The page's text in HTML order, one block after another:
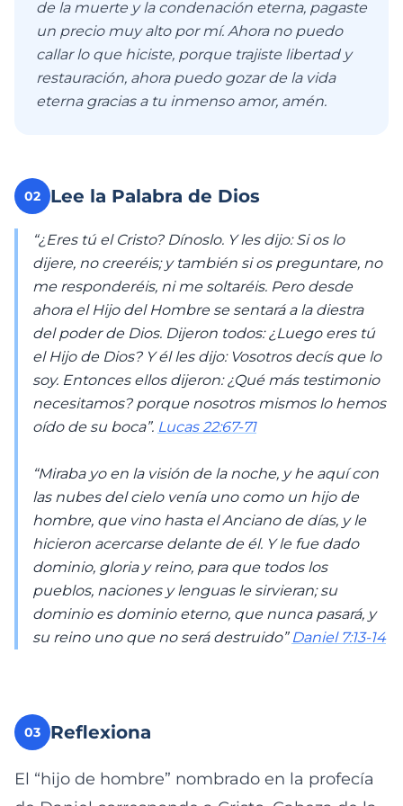
de la muerte y la condenación eterna, pagaste
un precio muy alto por mí. Ahora no puedo
callar lo que hiciste, porque trajiste libertad y
restauración, ahora puedo gozar de la vida
eterna gracias a tu inmenso amor, amén.
02 Lee la Palabra de Dios
“¿Eres tú el Cristo? Dínoslo. Y les dijo: Si os lo
dijere, no creeréis; y también si os preguntare, no
me responderéis, ni me soltaréis. Pero desde
ahora el Hijo del Hombre se sentará a la diestra
del poder de Dios. Dijeron todos: ¿Luego eres tú
el Hijo de Dios? Y él les dijo: Vosotros decís que lo
soy. Entonces ellos dijeron: ¿Qué más testimonio
necesitamos? porque nosotros mismos lo hemos
oído de su boca”. Lucas 22:67-71
“Miraba yo en la visión de la noche, y he aquí con
las nubes del cielo venía uno como un hijo de
hombre, que vino hasta el Anciano de días, y le
hicieron acercarse delante de él. Y le fue dado
dominio, gloria y reino, para que todos los
pueblos, naciones y lenguas le sirvieran; su
dominio es dominio eterno, que nunca pasará, y
su reino uno que no será destruido” Daniel 7:13-14
03 Reflexiona
El “hijo de hombre” nombrado en la profecía